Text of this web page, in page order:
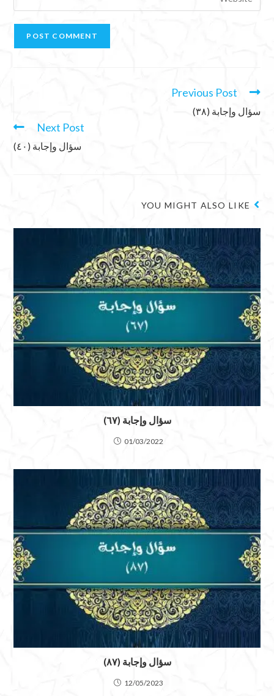
Previous Post
سؤال وإجابة (٣٨)
Next Post
سؤال وإجابة (٤٠)
YOU MIGHT ALSO LIKE
سؤال وإجابة (٦٧)
01/03/2022
سؤال وإجابة (٨٧)
12/05/2023